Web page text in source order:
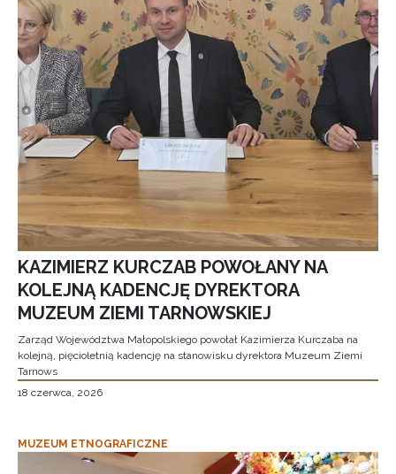
KAZIMIERZ KURCZAB POWOŁANY NA
KOLEJNĄ KADENCJĘ DYREKTORA
MUZEUM ZIEMI TARNOWSKIEJ
Zarząd Województwa Małopolskiego powołał Kazimierza Kurczaba na
kolejną, pięcioletnią kadencję na stanowisku dyrektora Muzeum Ziemi
Tarnows
18 czerwca, 2026
MUZEUM ETNOGRAFICZNE